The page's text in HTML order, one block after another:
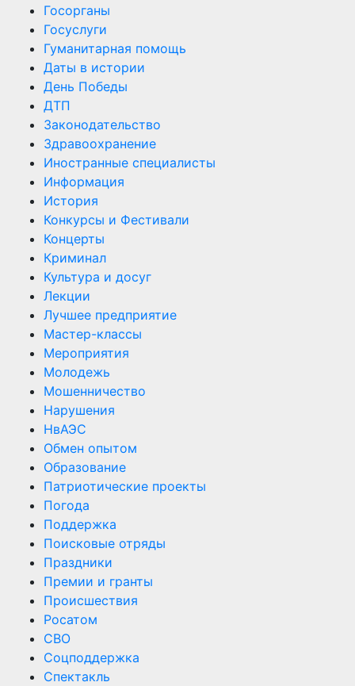
Госорганы
Госуслуги
Гуманитарная помощь
Даты в истории
День Победы
ДТП
Законодательство
Здравоохранение
Иностранные специалисты
Информация
История
Конкурсы и Фестивали
Концерты
Криминал
Культура и досуг
Лекции
Лучшее предприятие
Мастер-классы
Мероприятия
Молодежь
Мошенничество
Нарушения
НвАЭС
Обмен опытом
Образование
Патриотические проекты
Погода
Поддержка
Поисковые отряды
Праздники
Премии и гранты
Происшествия
Росатом
СВО
Соцподдержка
Спектакль